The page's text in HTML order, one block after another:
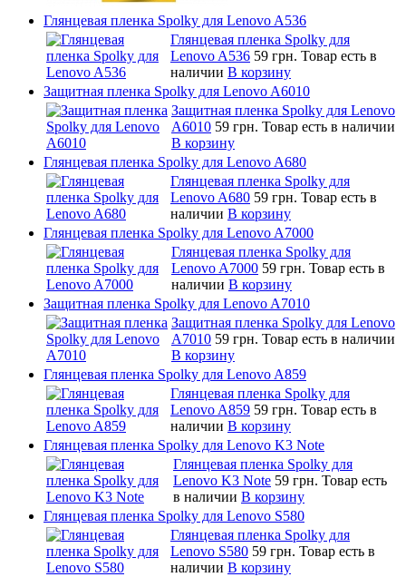
Глянцевая пленка Spolky для Lenovo A536
Глянцевая пленка Spolky для
Lenovo A536 59 грн. Товар есть в
наличии В корзину
Защитная пленка Spolky для Lenovo A6010
Защитная пленка Spolky для Lenovo
A6010 59 грн. Товар есть в наличии
В корзину
Глянцевая пленка Spolky для Lenovo A680
Глянцевая пленка Spolky для
Lenovo A680 59 грн. Товар есть в
наличии В корзину
Глянцевая пленка Spolky для Lenovo A7000
Глянцевая пленка Spolky для
Lenovo A7000 59 грн. Товар есть в
наличии В корзину
Защитная пленка Spolky для Lenovo A7010
Защитная пленка Spolky для Lenovo
A7010 59 грн. Товар есть в наличии
В корзину
Глянцевая пленка Spolky для Lenovo A859
Глянцевая пленка Spolky для
Lenovo A859 59 грн. Товар есть в
наличии В корзину
Глянцевая пленка Spolky для Lenovo K3 Note
Глянцевая пленка Spolky для
Lenovo K3 Note 59 грн. Товар есть
в наличии В корзину
Глянцевая пленка Spolky для Lenovo S580
Глянцевая пленка Spolky для
Lenovo S580 59 грн. Товар есть в
наличии В корзину